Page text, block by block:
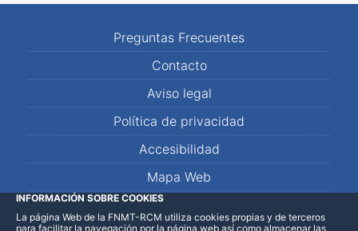
Preguntas Frecuentes
Contacto
Aviso legal
Política de privacidad
Accesibilidad
Mapa Web
LinkedInFacebookWhatsApp
INFORMACIÓN SOBRE COOKIES
La página Web de la FNMT-RCM utiliza cookies propias y de terceros
para facilitar la navegación por la página web así como almacenar las